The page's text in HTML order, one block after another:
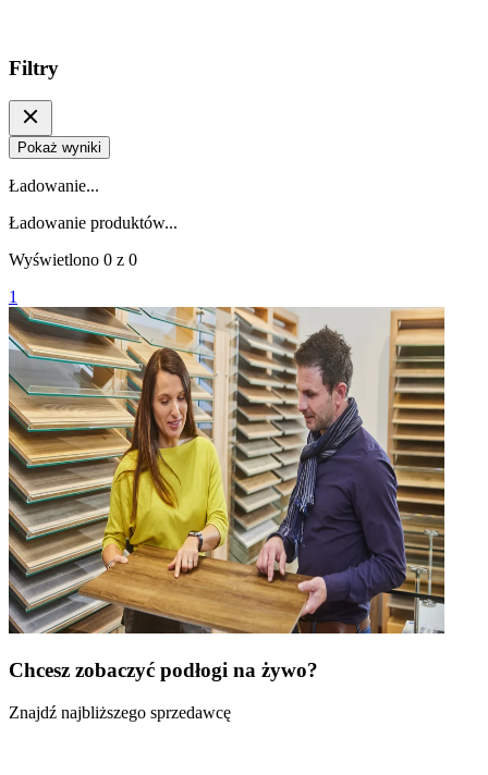
Filtry
Pokaż wyniki
Ładowanie...
Ładowanie produktów...
Wyświetlono 0 z 0
1
Chcesz zobaczyć podłogi na żywo?
Znajdź najbliższego sprzedawcę